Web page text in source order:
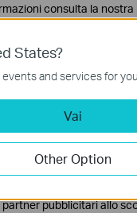
intelligente del
States?
and services for
Vai
Other Option
consulta la nostra
sono necessari per il
del sito e non possono
Cookies
ci permettono di
sito allo scopo di
pubblicitari allo